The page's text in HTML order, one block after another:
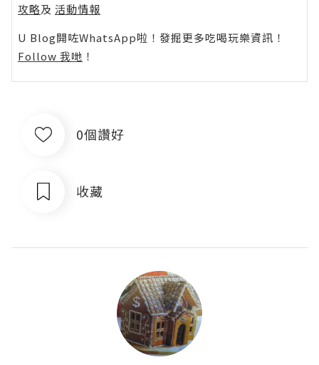
攻略及 活動情報
U Blog開咗WhatsApp啦！發掘更多吃喝玩樂資訊！
Follow 我哋 ！
0個讚好
收藏